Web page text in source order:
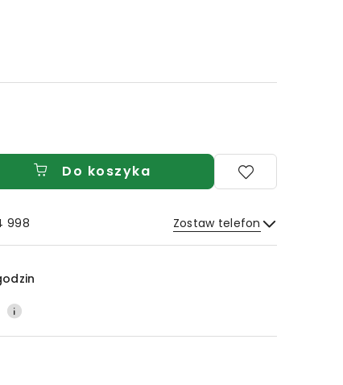
Do koszyka
998 Zostaw telefon
Wyślij